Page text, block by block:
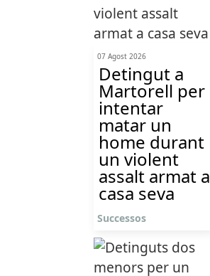
07 Agost 2026
Detingut a
Martorell per
intentar
matar un
home durant
un violent
assalt armat a
casa seva
Successos